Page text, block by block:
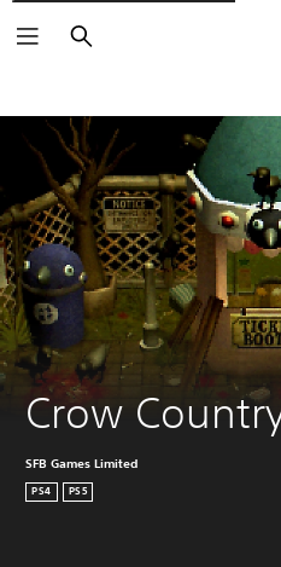
Buscar
Crow
SFB Games Limited
PS4 PS5